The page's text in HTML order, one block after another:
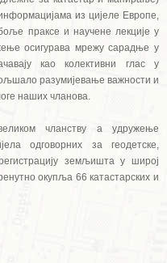
из цијеле Европе,
праксе и научене лекције у
осигурава мрежу сарадње у
као колективни глас у
разумијевање важности и
наших чланова.
чланству а удружење
одговорних за геодетске,
земљишта у широј
окупља 66 катастарских и